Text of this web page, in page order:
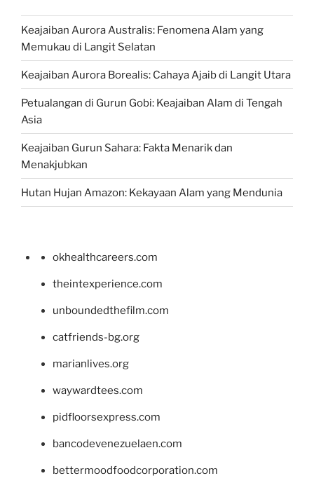
Keajaiban Aurora Australis: Fenomena Alam yang
Memukau di Langit Selatan
Keajaiban Aurora Borealis: Cahaya Ajaib di Langit Utara
Petualangan di Gurun Gobi: Keajaiban Alam di Tengah
Asia
Keajaiban Gurun Sahara: Fakta Menarik dan
Menakjubkan
Hutan Hujan Amazon: Kekayaan Alam yang Mendunia
okhealthcareers.com
theintexperience.com
unboundedthefilm.com
catfriends-bg.org
marianlives.org
waywardtees.com
pidfloorsexpress.com
bancodevenezuelaen.com
bettermoodfoodcorporation.com